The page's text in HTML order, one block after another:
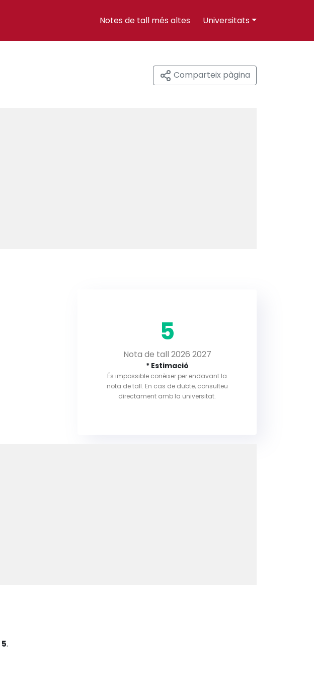
Notes de tall més altes Universitats
Comparteix pàgina
5
Nota de tall 2026 2027
* Estimació
És impossible conèixer per endavant la
nota de tall. En cas de dubte, consulteu
directament amb la universitat.
5.